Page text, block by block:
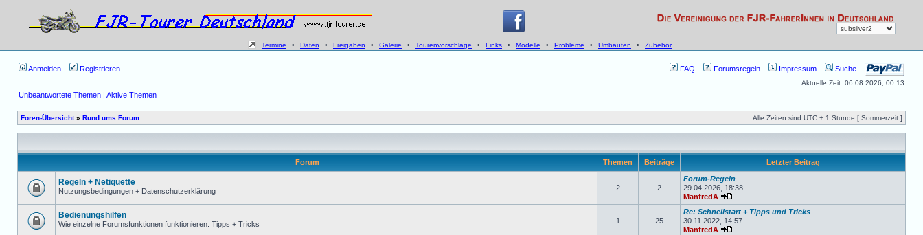
Termine • Daten • Freigaben • Galerie • Tourenvorschläge • Links • Modelle • Probleme • Umbauten • Zubehör
Anmelden Registrieren FAQ Forumsregeln Impressum Suche
Aktuelle Zeit: 06.08.2026, 00:13
Unbeantwortete Themen | Aktive Themen
Foren-Übersicht» Rund ums Forum Alle Zeiten sind UTC + 1 Stunde [ Sommerzeit ]
Forum Themen Beiträge Letzter Beitrag
Regeln + Netiquette
Nutzungsbedingungen + Datenschutzerklärung 2 2
Forum-Regeln
29.04.2026, 18:38
ManfredA
Bedienungshilfen
Wie einzelne Forumsfunktionen funktionieren: Tipps + Tricks 1 25
Re: Schnellstart + Tipps und Tricks
30.11.2022, 14:57
ManfredA